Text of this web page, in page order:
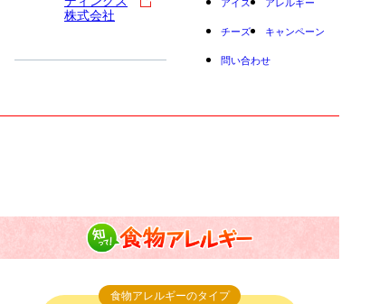
株式会社
アイス アレルギー
チーズ キャンペーン
問い合わせ
食物アレルギーのタイプ